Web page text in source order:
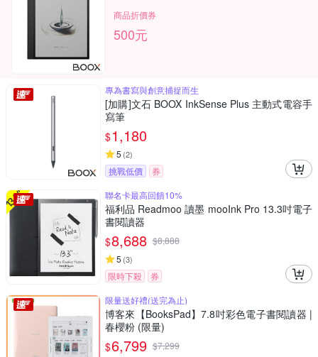
商品折價券
500元
專為書寫與創意捕捉而生
[加購]文石 BOOX InkSense Plus 主動式電容手
寫筆
$1,180
5 (2)
挑戰低價
券
聯名卡最高回饋10%
福利品 Readmoo 讀墨 mooInk Pro 13.3吋電子
書閱讀器
$8,688 $8,888
5 (3)
限時下殺
券
限量送好禮(送完為止)
博客來【BooksPad】7.8吋彩色電子書閱讀器 |
春櫻粉 (限量)
$6,799 $7,299